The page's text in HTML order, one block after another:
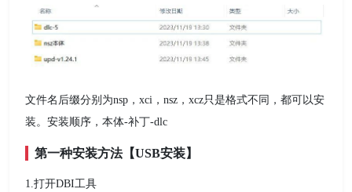
文件名后缀分别为nsp，xci，nsz，xcz只是格式不同，都可以安
装。安装顺序，本体-补丁-dlc
第一种安装方法【USB安装】
1.打开DBI工具